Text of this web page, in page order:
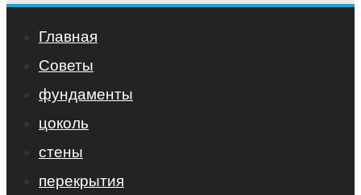
Главная
Советы
фундаменты
цоколь
стены
перекрытия